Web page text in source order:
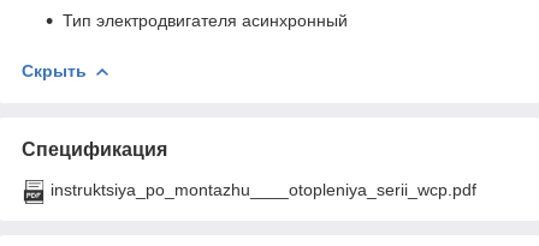
Тип электродвигателя асинхронный
Скрыть
Спецификация
instruktsiya_po_montazhu____otopleniya_serii_wcp.pdf